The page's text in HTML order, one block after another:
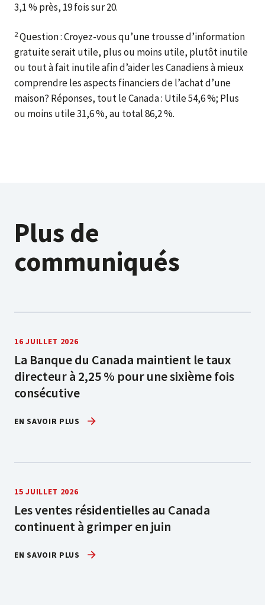
3,1 % près, 19 fois sur 20.
2Question : Croyez-vous qu’une trousse d’information
gratuite serait utile, plus ou moins utile, plutôt inutile
ou tout à fait inutile afin d’aider les Canadiens à mieux
comprendre les aspects financiers de l’achat d’une
maison? Réponses, tout le Canada : Utile 54,6 %; Plus
ou moins utile 31,6 %, au total 86,2 %.
Plus de
communiqués
16 JUILLET 2026
La Banque du Canada maintient le taux
directeur à 2,25 % pour une sixième fois
consécutive
EN SAVOIR PLUS
15 JUILLET 2026
Les ventes résidentielles au Canada
continuent à grimper en juin
EN SAVOIR PLUS